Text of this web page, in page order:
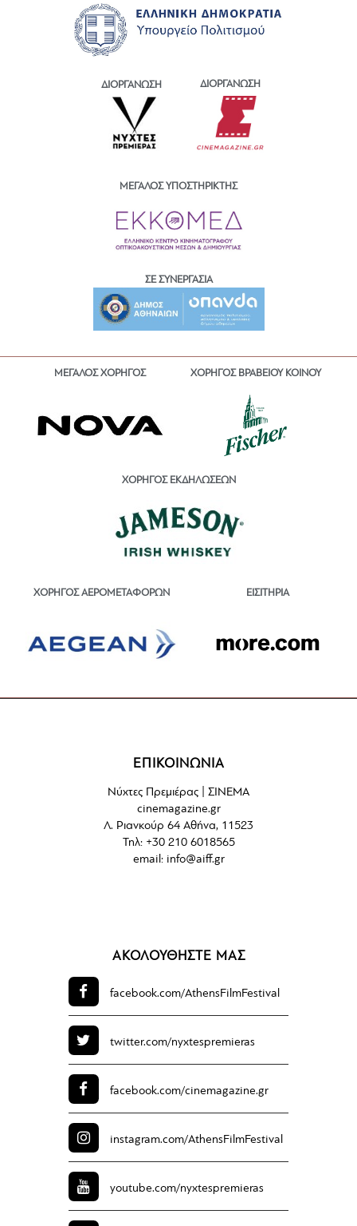
ΔΙΟΡΓΑΝΩΣΗ ΔΙΟΡΓΑΝΩΣΗ
ΜΕΓΑΛΟΣ ΥΠΟΣΤΗΡΙΚΤΗΣ
ΣΕ ΣΥΝΕΡΓΑΣΙΑ
ΜΕΓΑΛΟΣ ΧΟΡΗΓΟΣ ΧΟΡΗΓΟΣ ΒΡΑΒΕΙΟΥ ΚΟΙΝΟΥ
ΧΟΡΗΓΟΣ ΕΚΔΗΛΩΣΕΩΝ
ΧΟΡΗΓΟΣ ΑΕΡΟΜΕΤΑΦΟΡΩΝ ΕΙΣΙΤΗΡΙΑ
ΕΠΙΚΟΙΝΩΝΙΑ
Νύχτες Πρεμιέρας | ΣΙΝΕΜΑ
cinemagazine.gr
Λ. Ριανκούρ 64 Αθήνα, 11523
Τηλ: +30 210 6018565
email: info@aiff.gr
ΑΚΟΛΟΥΘΗΣΤΕ ΜΑΣ
facebook.com/AthensFilmFestival
twitter.com/nyxtespremieras
facebook.com/cinemagazine.gr
instagram.com/AthensFilmFestival
youtube.com/nyxtespremieras